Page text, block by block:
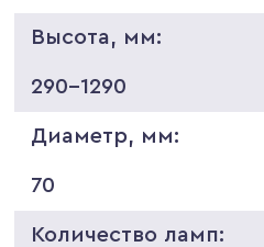
Высота, мм:
290-1290
Диаметр, мм:
70
Количество ламп: